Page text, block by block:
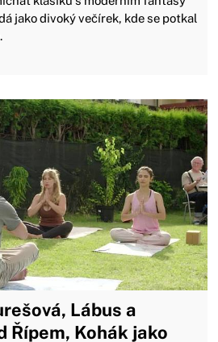
jako divoký večírek, kde se potkal
Lábus a
Řípem, Kohák jako